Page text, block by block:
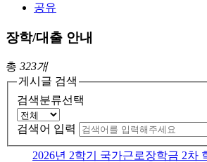
공유
장학/대출 안내
총 323개
게시글 검색
검색분류선택
검색어 입력
2026년 2학기 국가근로장학금 2차